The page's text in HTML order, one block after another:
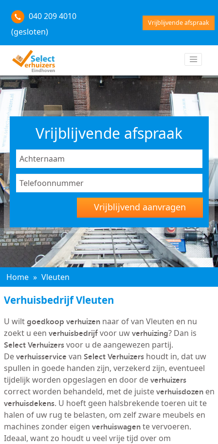
040 209 4010
(gesloten)
Vrijblijvende afspraak
Vrijblijvende afspraak
Vrijblijvend aanvragen
Home » Vleuten
Verhuisbedrijf Vleuten
U wiltgoedkoop verhuizennaar of van Vleuten en nu
zoekt u een verhuisbedrijfvoor uwverhuizing? Dan is
Select Verhuizersvoor u de aangewezen partij.
Deverhuisservice van Select Verhuizershoudt in, dat uw
spullen in goede handen zijn, verzekerd zijn, eventueel
tijdelijk worden opgeslagen en door deverhuizers
correct worden behandeld, met de juisteverhuisdozenen
verhuisdekens. U hoeft geen halsbrekende toeren uit te
halen of uw rug te belasten, om zelf zware meubels en
machines zonder eigen verhuiswagente vervoeren.
Ideaal, want zo houdt u veel vrije tijd over om